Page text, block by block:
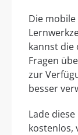
Die
kannst die
Fragen
zur
besser
Lade
kostenlos,